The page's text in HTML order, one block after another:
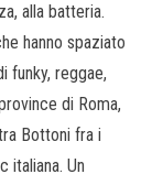
alla batteria.
hanno spaziato
funky, reggae,
di Roma,
Bottoni fra i
italiana. Un